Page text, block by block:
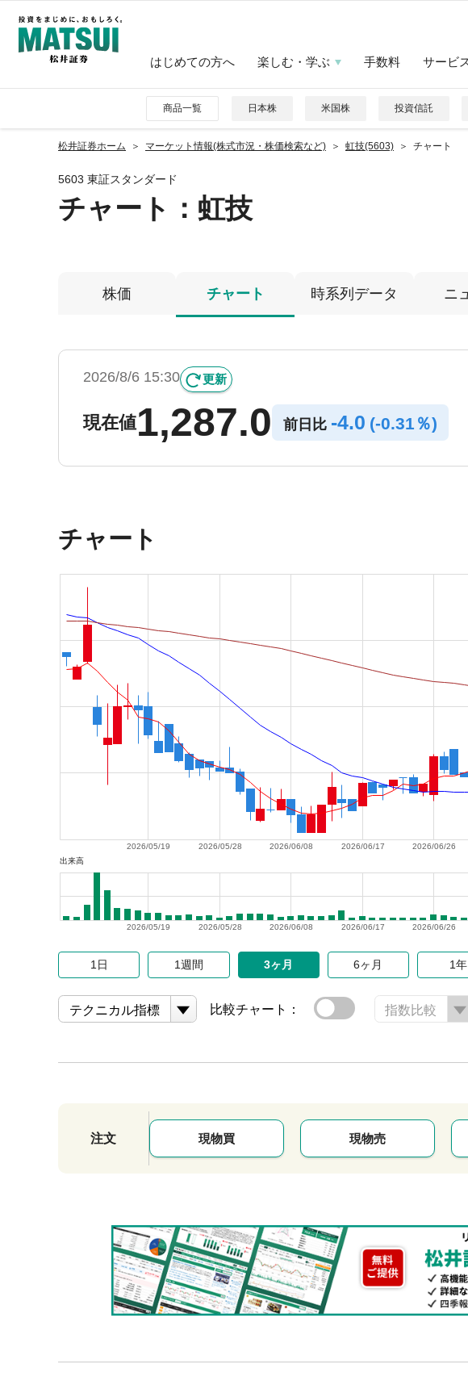
はじめての方へ 楽しむ・学ぶ 手数料 サービ
商品一覧 日本株 米国株 投資信託
松井証券ホーム マーケット情報(株式市況・株価検索など) 虹技(5603) チャート
5603 東証スタンダード
チャート： 虹技
株価 チャート 時系列データ ニ
2026/8/6 15:30 更新
現在値1,287.0 前日比 -4.0 (-0.31％)
チャート
2026/06/26
2026/06/17
2026/06/08
2026/05/28
2026/05/19
出来高
2026/06/26
2026/06/17
2026/06/08
2026/05/28
2026/05/19
1日 1週間 3ヶ月 6ヶ月 1年
テクニカル指標 比較チャート： 指数比較
注文 現物買 現物売